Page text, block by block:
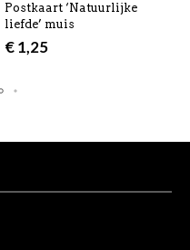
Postkaart ‘Natuurlijke
liefde’ muis
€1,25